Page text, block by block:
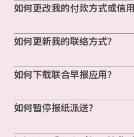
如何更改我的付款方式或信
如何更新我的联络方式？
如何下载联合早报应用？
如何暂停报纸派送？